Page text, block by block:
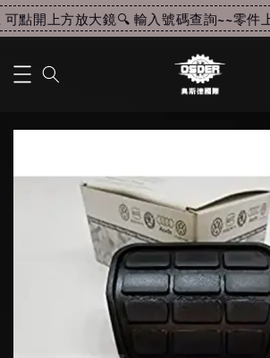
點開上方放大鏡🔍 輸入號碼查詢~~零件